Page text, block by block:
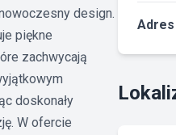
design.
piękne
zachwycają
doskonały
W ofercie